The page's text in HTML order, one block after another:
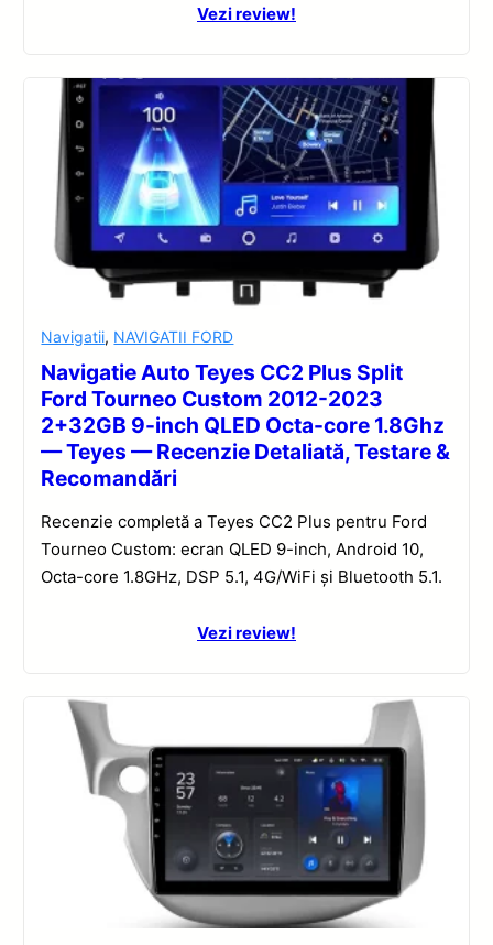
Vezi review!
Navigatii, NAVIGATII FORD
Navigatie Auto Teyes CC2 Plus Split
Ford Tourneo Custom 2012-2023
2+32GB 9-inch QLED Octa-core 1.8Ghz
— Teyes — Recenzie Detaliată, Testare &
Recomandări
Recenzie completă a Teyes CC2 Plus pentru Ford
Tourneo Custom: ecran QLED 9-inch, Android 10,
Octa-core 1.8GHz, DSP 5.1, 4G/WiFi și Bluetooth 5.1.
Vezi review!